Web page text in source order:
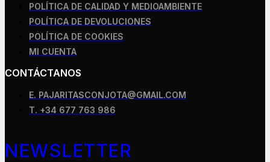
POLÍTICA DE CALIDAD Y MEDIOAMBIENTE
POLÍTICA DE DEVOLUCIONES
POLÍTICA DE COOKIES
MI CUENTA
CONTÁCTANOS
E. PAJARITASCONJOTA@GMAIL.COM
T. +34 677 763 986
NEWSLETTER